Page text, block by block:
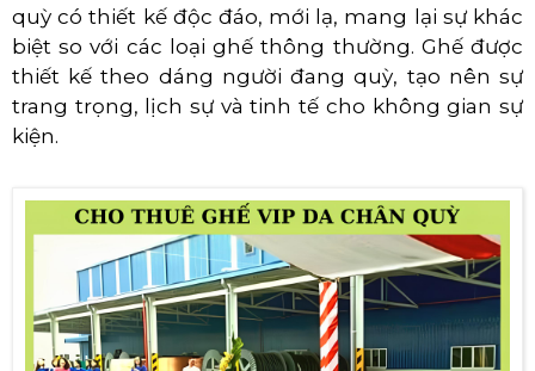
quỳ có thiết kế độc đáo, mới lạ, mang lại sự khác
biệt so với các loại ghế thông thường. Ghế được
thiết kế theo dáng người đang quỳ, tạo nên sự
trang trọng, lịch sự và tinh tế cho không gian sự
kiện.